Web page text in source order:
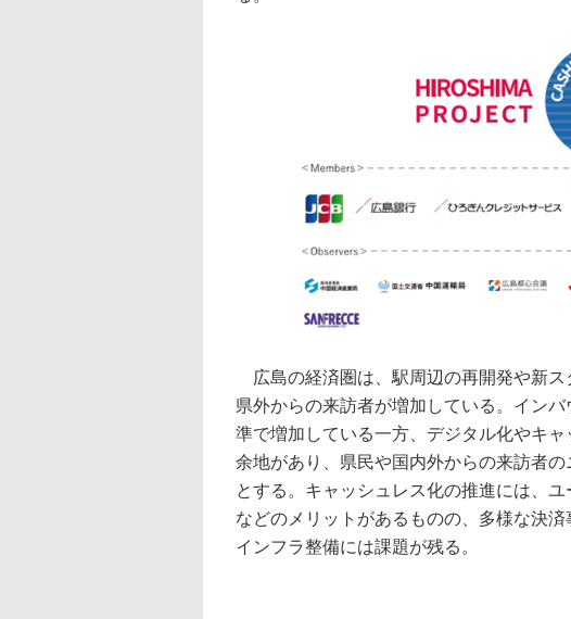
広島の経済圏は、駅周辺の再開発や新ス
県外からの来訪者が増加している。イン
準で増加している一方、デジタル化やキ
余地があり、県民や国内外からの来訪者
とする。キャッシュレス化の推進には、
などのメリットがあるものの、多様な決
インフラ整備には課題が残る。